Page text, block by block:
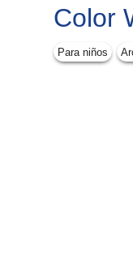
Color
Para niños